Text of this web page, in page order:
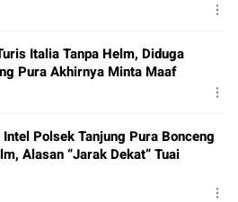
Italia Tanpa Helm, Diduga
Pura Akhirnya Minta Maaf
Polsek Tanjung Pura Bonceng
Alasan “Jarak Dekat” Tuai